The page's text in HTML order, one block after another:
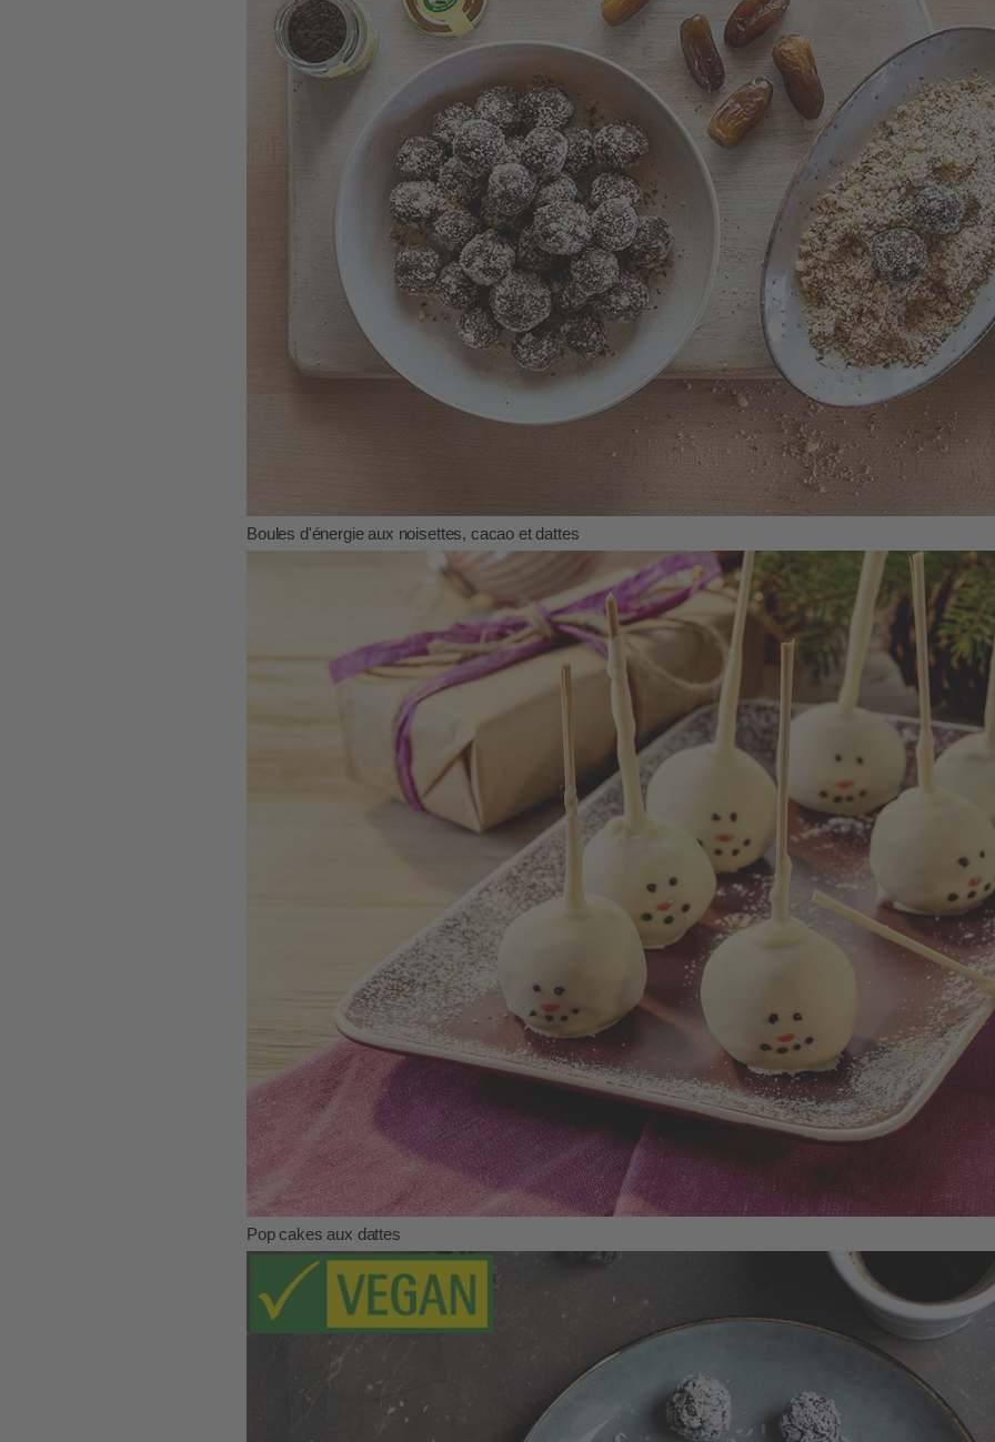
Boules d'énergie aux noisettes, cacao et dattes
Pop cakes aux dattes